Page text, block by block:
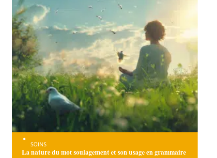
SOINS
La nature du mot soulagement et son usage en grammaire